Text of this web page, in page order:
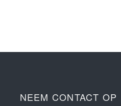
NEEM CONTACT OP